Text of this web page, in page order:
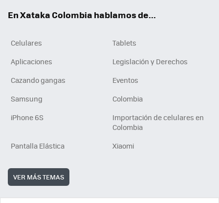
En Xataka Colombia hablamos de...
Celulares
Tablets
Aplicaciones
Legislación y Derechos
Cazando gangas
Eventos
Samsung
Colombia
iPhone 6S
Importación de celulares en
Colombia
Pantalla Elástica
Xiaomi
VER MÁS TEMAS